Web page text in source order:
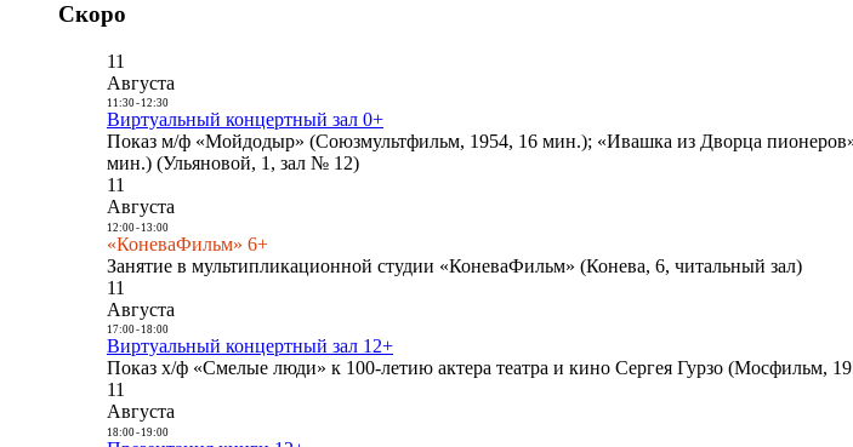
Скоро
11
Августа
11:30- 12:30
Виртуальный концертный зал 0+
Показ м/ф «Мойдодыр» (Союзмультфильм, 1954, 16 мин.); «Ивашка из Дворца
мин.) (Ульяновой, 1, зал № 12)
11
Августа
12:00- 13:00
«КоневаФильм» 6+
Занятие в мультипликационной студии «КоневаФильм» (Конева, 6, читальный зал)
11
Августа
17:00- 18:00
Виртуальный концертный зал 12+
Показ х/ф «Смелые люди» к 100-летию актера театра и кино Сергея Гурзо (Мосфильм,
11
Августа
18:00- 19:00